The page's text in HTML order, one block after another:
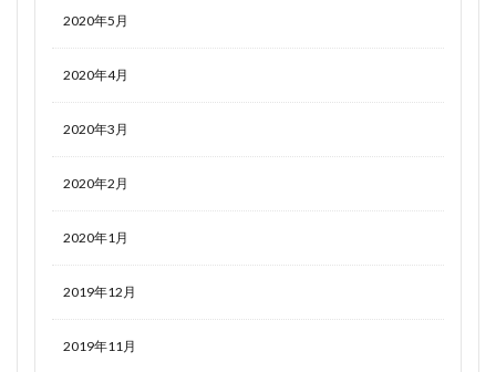
2020年5月
2020年4月
2020年3月
2020年2月
2020年1月
2019年12月
2019年11月